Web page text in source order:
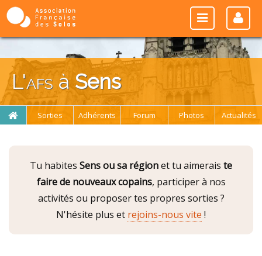
L'afs à Sens
Sorties Adhérents Forum Photos Actualités
Tu habites Sens ou sa régionet tu aimerais te
faire de nouveaux copains, participer à nos
activités ou proposer tes propres sorties ?
N'hésite plus et rejoins-nous vite !